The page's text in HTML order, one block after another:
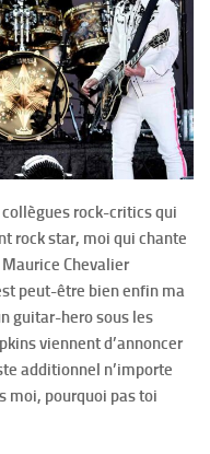
collègues rock-critics qui
rock star, moi qui chante
Chevalier
peut-être bien enfin ma
guitar-hero sous les
viennent d’annoncer
additionnel n’importe
moi, pourquoi pas toi